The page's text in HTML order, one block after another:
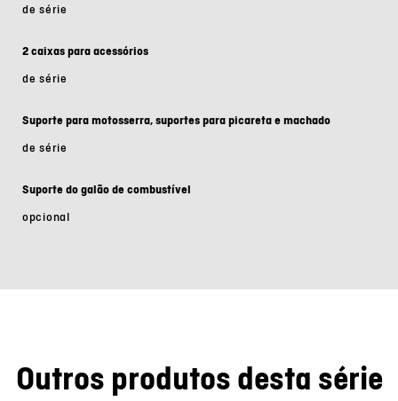
de série
2 caixas para acessórios
de série
Suporte para motosserra, suportes para picareta e machado
de série
Suporte do galão de combustível
opcional
Outros produtos desta série